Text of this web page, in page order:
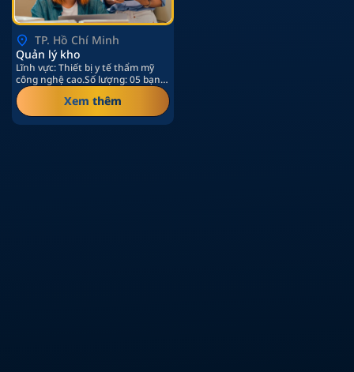
TP. Hồ Chí Minh
Quản lý kho
Lĩnh vực: Thiết bị y tế thẩm mỹ
công nghệ cao.Số lượng: 05 bạn
Mô tả công…
Xem thêm